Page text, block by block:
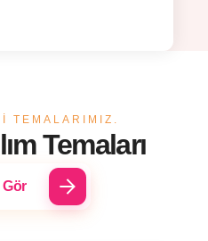
TEMALARIMIZ.
Temaları